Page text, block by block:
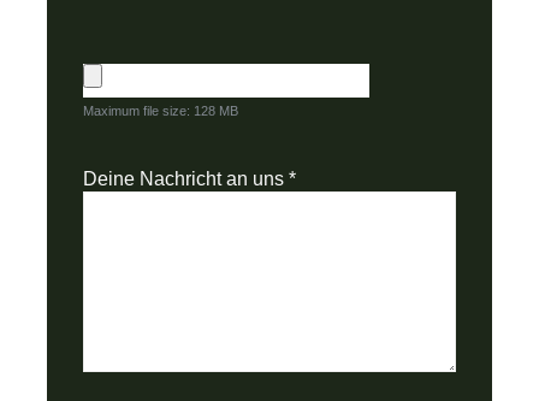
Maximum file size: 128 MB
Deine Nachricht an uns *